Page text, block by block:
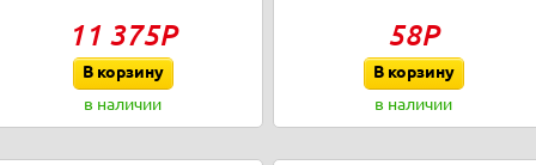
11 375Р
В корзину
в наличии
58Р
В корзину
в наличии